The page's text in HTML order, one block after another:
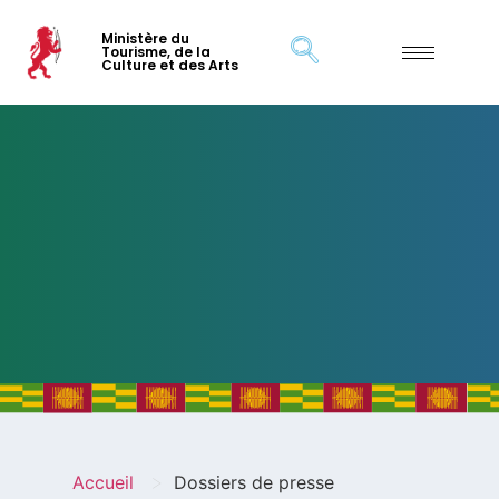
Ministère du
Tourisme, de la
Culture et des Arts
Accueil Dossiers de presse